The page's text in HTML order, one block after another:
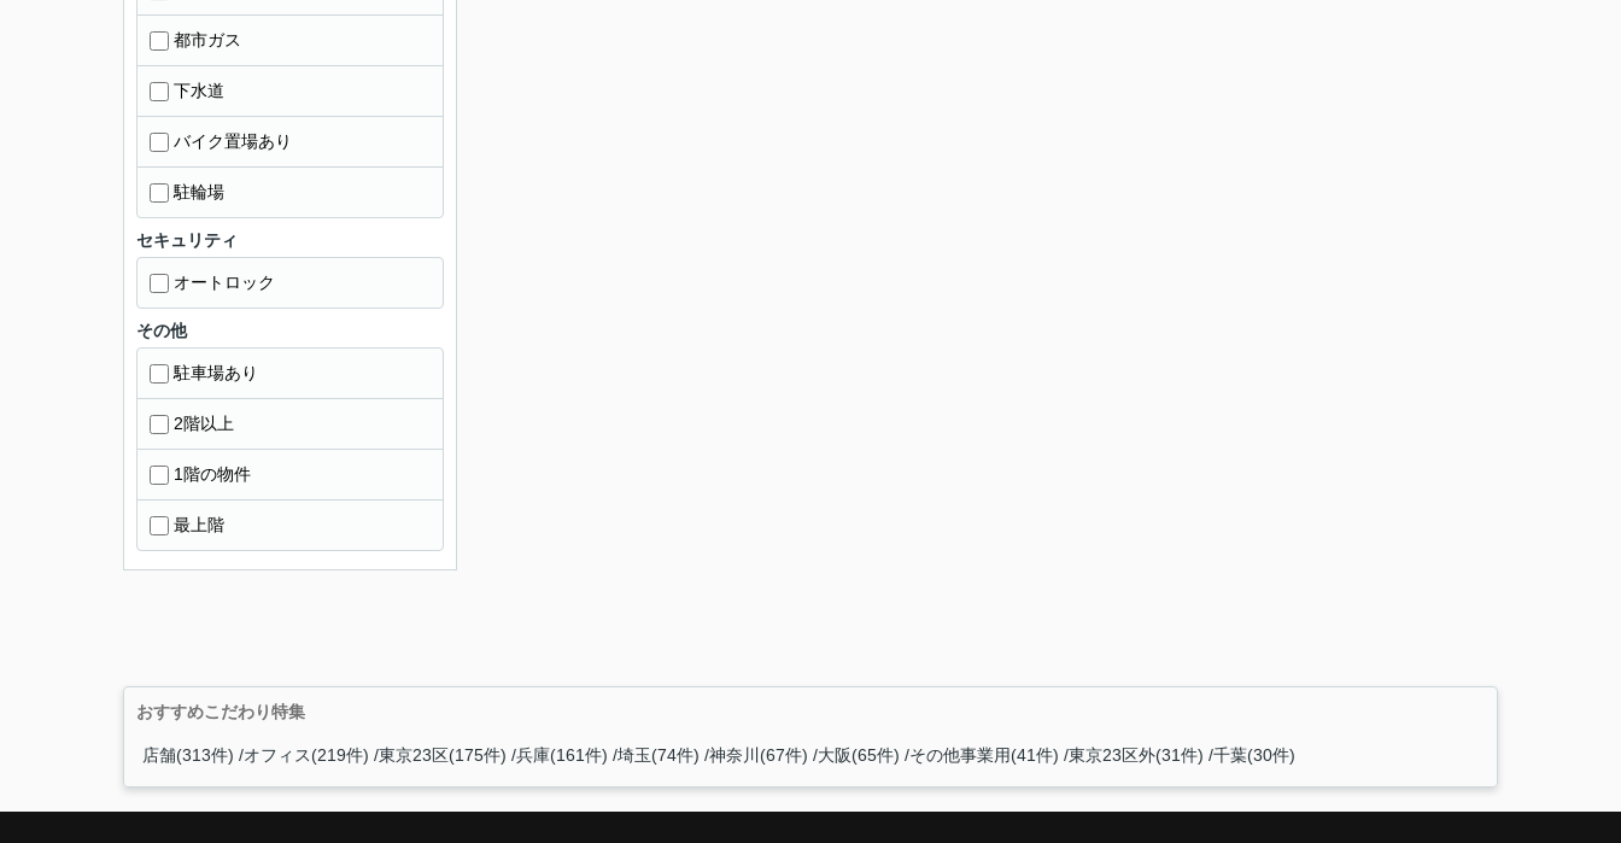
都市ガス
下水道
バイク置場あり
駐輪場
セキュリティ
オートロック
その他
駐車場あり
2階以上
1階の物件
最上階
おすすめこだわり特集
店舗(313件) オフィス(219件) 東京23区(175件) 兵庫(161件) 埼玉(74件) 神奈川(67件) 大阪(65件) その他事業用(41件) 東京23区外(31件) 千葉(30件)